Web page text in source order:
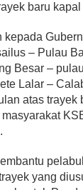
baru
kepada
– Pulau
Besar –
Lalar –
atas
yang